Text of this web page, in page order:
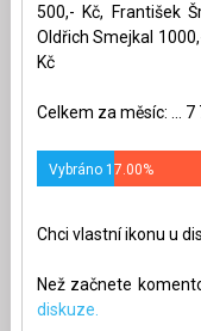
500,- Kč, František
Oldřich Smejkal
Kč
Celkem za měsíc: ... 7
Vybráno 17.00%
Chci vlastní ikonu u
Než začnete
diskuze.